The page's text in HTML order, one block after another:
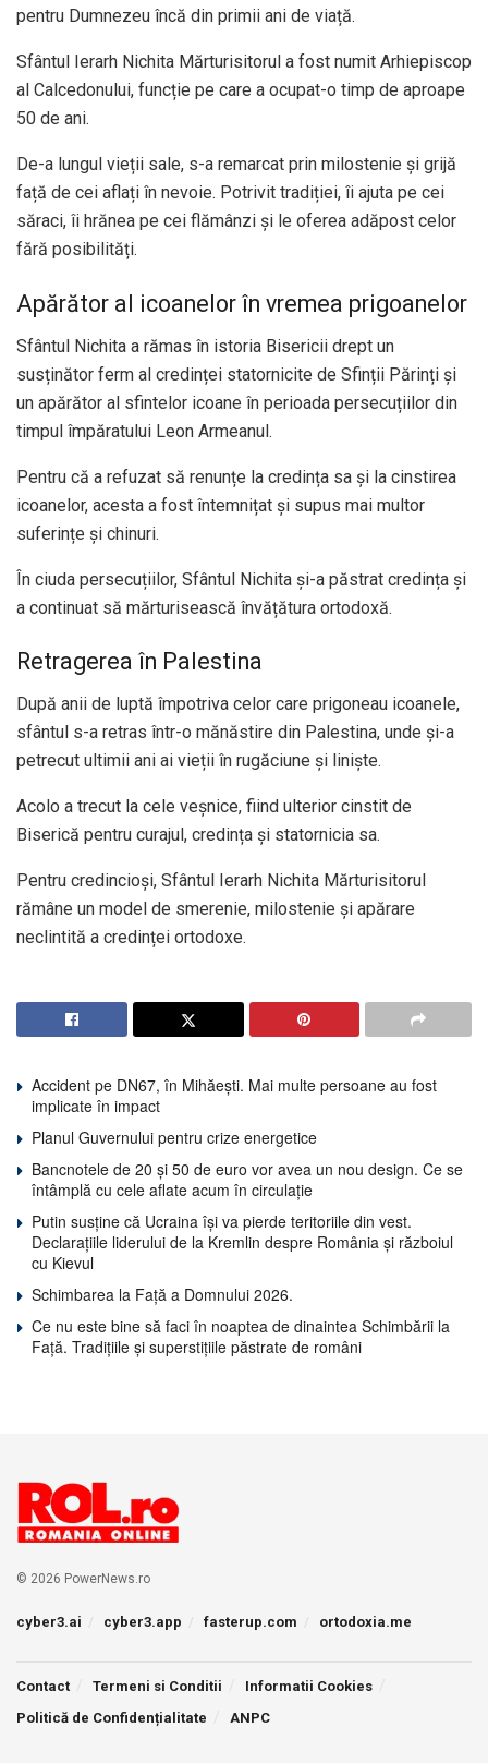
pentru Dumnezeu încă din primii ani de viață.
Sfântul Ierarh Nichita Mărturisitorul a fost numit Arhiepiscop
al Calcedonului, funcție pe care a ocupat-o timp de aproape
50 de ani.
De-a lungul vieții sale, s-a remarcat prin milostenie și grijă
față de cei aflați în nevoie. Potrivit tradiției, îi ajuta pe cei
săraci, îi hrănea pe cei flămânzi și le oferea adăpost celor
fără posibilități.
Apărător al icoanelor în vremea prigoanelor
Sfântul Nichita a rămas în istoria Bisericii drept un
susținător ferm al credinței statornicite de Sfinții Părinți și
un apărător al sfintelor icoane în perioada persecuțiilor din
timpul împăratului Leon Armeanul.
Pentru că a refuzat să renunțe la credința sa și la cinstirea
icoanelor, acesta a fost întemnițat și supus mai multor
suferințe și chinuri.
În ciuda persecuțiilor, Sfântul Nichita și-a păstrat credința și
a continuat să mărturisească învățătura ortodoxă.
Retragerea în Palestina
După anii de luptă împotriva celor care prigoneau icoanele,
sfântul s-a retras într-o mănăstire din Palestina, unde și-a
petrecut ultimii ani ai vieții în rugăciune și liniște.
Acolo a trecut la cele veșnice, fiind ulterior cinstit de
Biserică pentru curajul, credința și statornicia sa.
Pentru credincioși, Sfântul Ierarh Nichita Mărturisitorul
rămâne un model de smerenie, milostenie și apărare
neclintită a credinței ortodoxe.
Accident pe DN67, în Mihăești. Mai multe persoane au fost
implicate în impact
Planul Guvernului pentru crize energetice
Bancnotele de 20 și 50 de euro vor avea un nou design. Ce se
întâmplă cu cele aflate acum în circulație
Putin susține că Ucraina își va pierde teritoriile din vest.
Declarațiile liderului de la Kremlin despre România și războiul
cu Kievul
Schimbarea la Față a Domnului 2026.
Ce nu este bine să faci în noaptea de dinaintea Schimbării la
Față. Tradițiile și superstițiile păstrate de români
© 2026 PowerNews.ro
cyber3.ai cyber3.app fasterup.com ortodoxia.me
Contact Termeni si Conditii
Informatii Cookies
Politică de Confidențialitate
ANPC